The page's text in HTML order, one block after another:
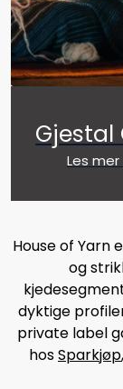
Gjestal
Les mer
House of Yarn
og
dyktige
private label
hosSparkjøp,